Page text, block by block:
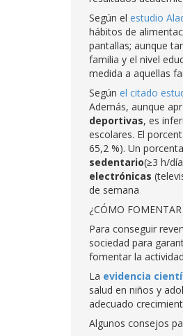
Según el estudio
hábitos de
pantallas; aunque
familia y el nivel
medida a aquellas
Según el citado
Además, aunque
deportivas, es
escolares. El
65,2 %). Un
sedentario(≥3 h/
electrónicas
de semana
¿CÓMO
Para conseguir
sociedad para
fomentar la
La evidencia
salud en niños y
adecuado
Algunos consejos